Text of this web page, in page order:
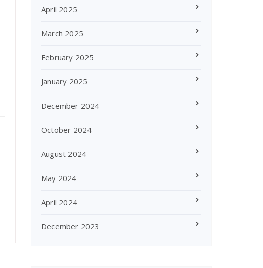
April 2025
March 2025
February 2025
January 2025
December 2024
October 2024
August 2024
May 2024
April 2024
December 2023